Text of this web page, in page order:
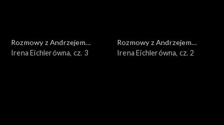
Rozmowy z Andrzejem
Doboszem
Irena Eichlerówna, cz. 3
Rozmowy z Andrzejem
Doboszem
Irena Eichlerówna, cz. 2